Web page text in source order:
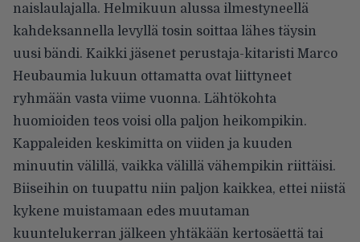
naislaulajalla. Helmikuun alussa ilmestyneellä
kahdeksannella levyllä tosin soittaa lähes täysin
uusi bändi. Kaikki jäsenet perustaja-kitaristi Marco
Heubaumia lukuun ottamatta ovat liittyneet
ryhmään vasta viime vuonna. Lähtökohta
huomioiden teos voisi olla paljon heikompikin.
Kappaleiden keskimitta on viiden ja kuuden
minuutin välillä, vaikka välillä vähempikin riittäisi.
Biiseihin on tuupattu niin paljon kaikkea, ettei niistä
kykene muistamaan edes muutaman
kuuntelukerran jälkeen yhtäkään kertosäettä tai